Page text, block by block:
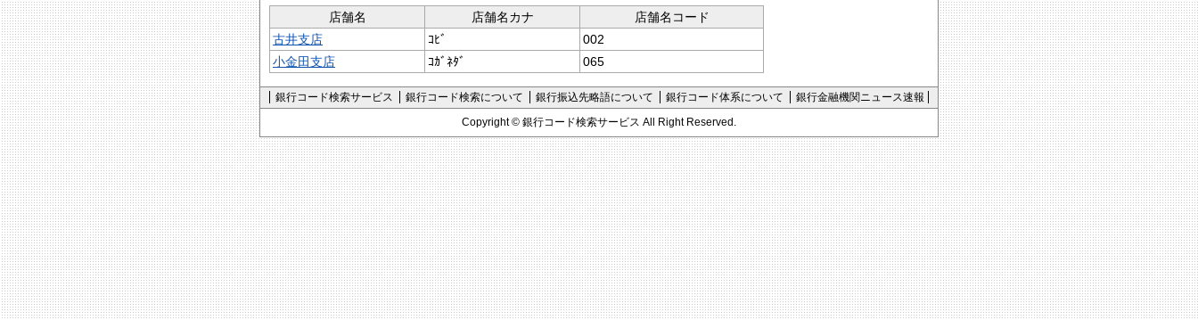
店舗名 店舗名カナ
店舗名コード
古井支店
ｺﾋﾞ
002
小金田支店
ｺｶﾞﾈﾀﾞ 065
銀行コード検索サービス 銀行コード検索について 銀行振込先略語について 銀行コード体系について
銀行金融機関ニュース速報
Copyright © 銀行コード検索サービス All Right Reserved.